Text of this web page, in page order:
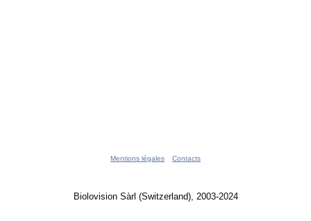
Mentions légales Contacts
Biolovision Sàrl (Switzerland), 2003-2024